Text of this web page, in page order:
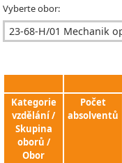
Vyberte obor:
Kategorie
vzdělání /
Skupina
oborů /
Obor
Počet
absolventů